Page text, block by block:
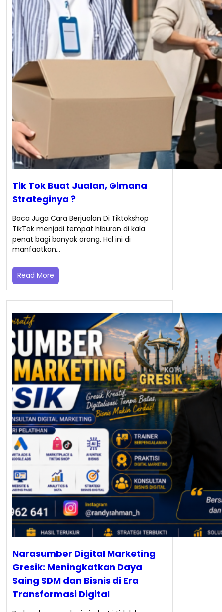
Tik Tok Buat Jualan, Gimana
Strateginya ?
Baca Juga Cara Berjualan Di Tiktokshop
TikTok menjadi tempat hiburan di kala
penat bagi banyak orang. Hal ini di
manfaatkan…
Read More
Narasumber Digital Marketing
Gresik: Meningkatkan Daya
Saing SDM dan Bisnis di Era
Transformasi Digital